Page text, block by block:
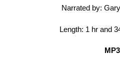
Narrated by:
Length: 1 hr